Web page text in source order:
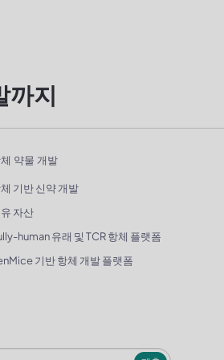
까지
약물 개발
기반 신약 개발
자산
human 유래 및 TCR 항체 플랫폼
기반 항체 개발 플랫폼